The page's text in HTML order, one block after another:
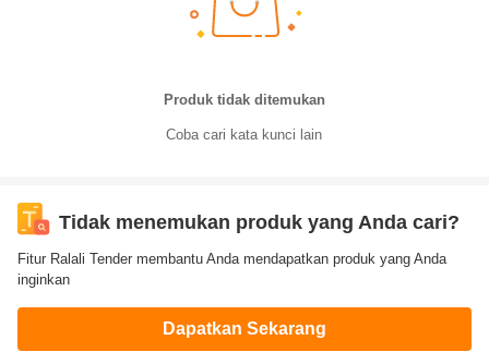
Produk tidak ditemukan
Coba cari kata kunci lain
Tidak menemukan produk yang Anda cari?
Fitur Ralali Tender membantu Anda mendapatkan produk yang Anda
inginkan
Dapatkan Sekarang